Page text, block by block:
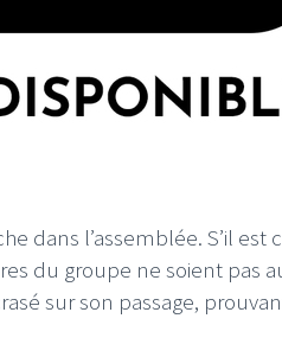
dans l’assemblée. S’il est
du groupe ne soient pas
sur son passage,